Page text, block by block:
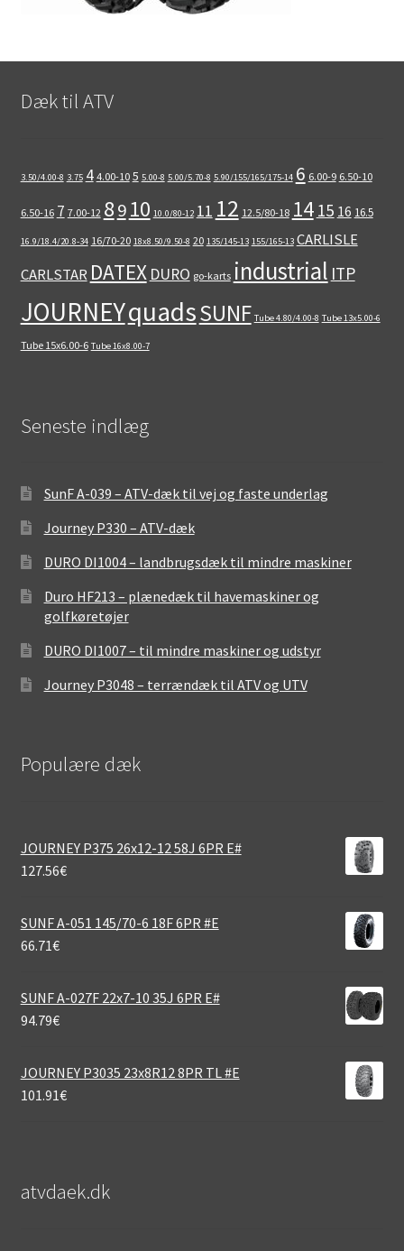
Dæk til ATV
3.50/4.00-8 3.75 4 4.00-10 5 5.00-8 5.00/5.70-8 5.90/155/165/175-14 6 6.00-9 6.50-10
6.50-16 7 7.00-12 89 10 10.0/80-12 11 12 12.5/80-18 14 15 16 16.5
16.9/18.4/20.8-34 16/70-20 18x8.50/9.50-8 20 135/145-13 155/165-13 CARLISLE
CARLSTAR DATEX DURO go-karts industrial ITP
JOURNEYquadsSUNF Tube 4.80/4.00-8 Tube 13x5.00-6
Tube 15x6.00-6 Tube 16x8.00-7
Seneste indlæg
SunF A-039 – ATV-dæk til vej og faste underlag
Journey P330 – ATV-dæk
DURO DI1004 – landbrugsdæk til mindre maskiner
Duro HF213 – plænedæk til havemaskiner og
golfkøretøjer
DURO DI1007 – til mindre maskiner og udstyr
Journey P3048 – terrændæk til ATV og UTV
Populære dæk
JOURNEY P375 26x12-12 58J 6PR E#
127.56€
SUNF A-051 145/70-6 18F 6PR #E
66.71€
SUNF A-027F 22x7-10 35J 6PR E#
94.79€
JOURNEY P3035 23x8R12 8PR TL #E
101.91€
atvdaek.dk